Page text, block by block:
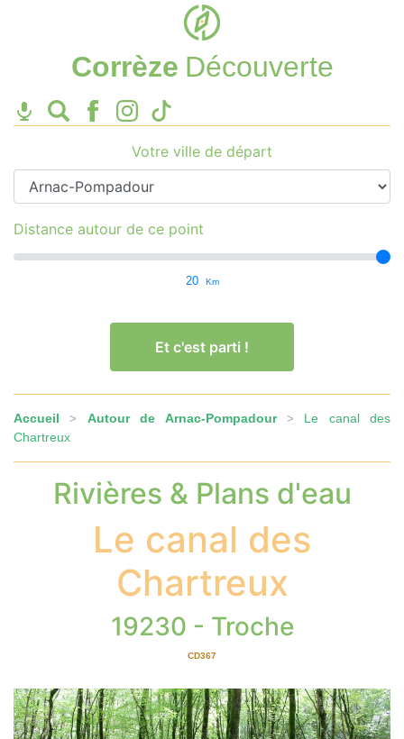
Corrèze Découverte
Votre ville de départ
Distance autour de ce point
20 Km
Et c'est parti !
Accueil > Autour de Arnac-Pompadour> Le canal des
Chartreux
Rivières & Plans d'eau
Le canal des
Chartreux
19230 - Troche
CD367